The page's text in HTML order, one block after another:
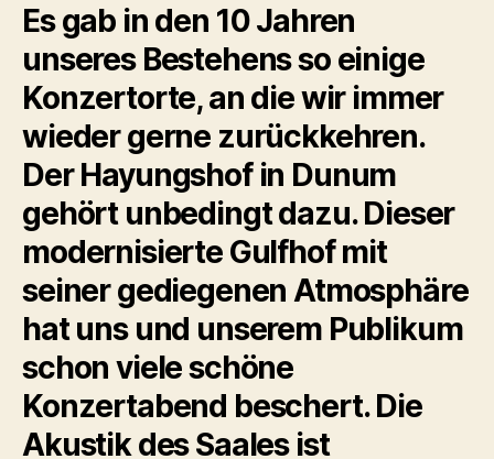
Es gab in den 10 Jahren
unseres Bestehens so einige
Konzertorte, an die wir immer
wieder gerne zurückkehren.
Der Hayungshof in Dunum
gehört unbedingt dazu. Dieser
modernisierte Gulfhof mit
seiner gediegenen Atmosphäre
hat uns und unserem Publikum
schon viele schöne
Konzertabend beschert. Die
Akustik des Saales ist